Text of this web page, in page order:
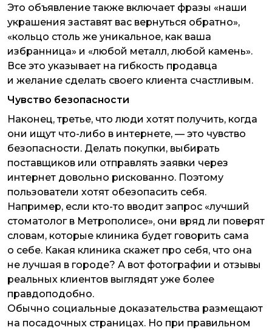
Это объявление также включает фразы «наши
украшения заставят вас вернуться обратно»,
«кольцо столь же уникальное, как ваша
избранница» и «любой металл, любой камень».
Все это указывает на гибкость продавца
и желание сделать своего клиента счастливым.
Чувство безопасности
Наконец, третье, что люди хотят получить, когда
они ищут что-либо в интернете, — это чувство
безопасности. Делать покупки, выбирать
поставщиков или отправлять заявки через
интернет довольно рискованно. Поэтому
пользователи хотят обезопасить себя.
Например, если кто-то вводит запрос «лучший
стоматолог в Метрополисе», они вряд ли поверят
словам, которые клиника будет говорить сама
о себе. Какая клиника скажет про себя, что она
не лучшая в городе? А вот фотографии и отзывы
реальных клиентов выглядят уже более
правдоподобно.
Обычно социальные доказательства размещают
на посадочных страницах. Но при правильном